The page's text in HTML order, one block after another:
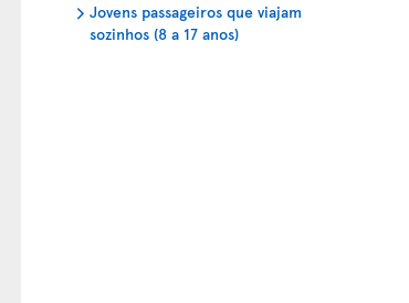
Jovens passageiros que viajam
sozinhos (8 a 17 anos)